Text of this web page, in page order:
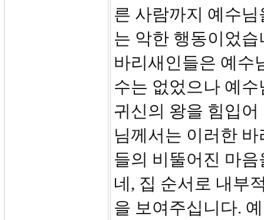
른 사람까지 예수
는 악한 행동이었습
바리새인들은 예수
수는 없었으나 예
귀신의 왕을 힘입
님께서는 이러한
들의 비뚤어진 마
네, 집 순서로 내부
을 보여주십니다.